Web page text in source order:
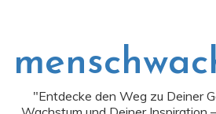
"Entdecke den Weg zu Deiner